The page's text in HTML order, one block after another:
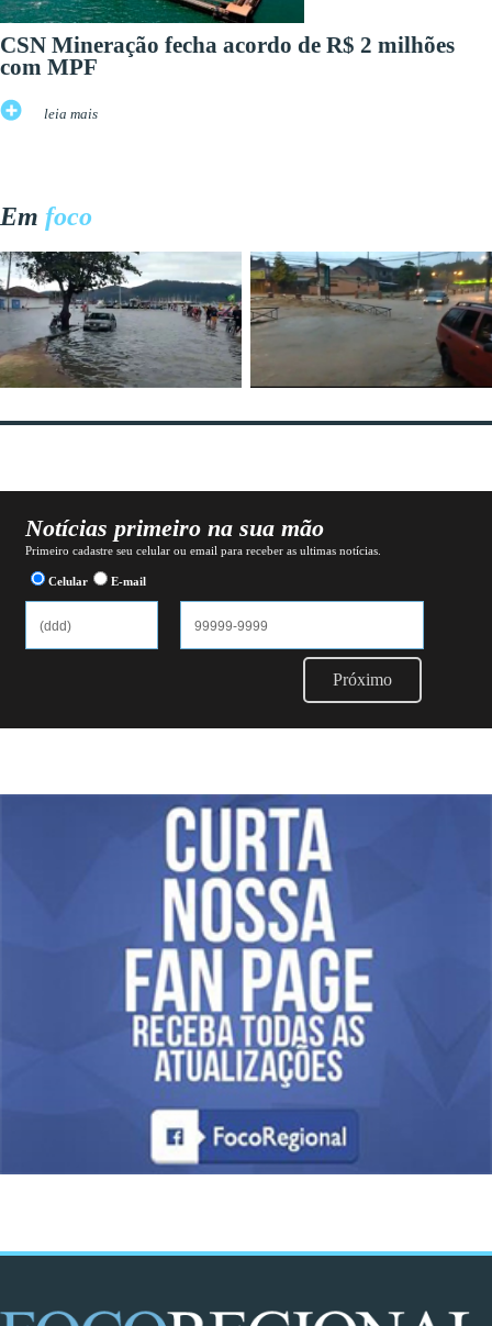
CSN Mineração fecha acordo de R$ 2 milhões
com MPF
leia mais
Em foco
Notícias primeiro na sua mão
Primeiro cadastre seu celular ou email para receber as ultimas notícias.
Celular E-mail
Próximo